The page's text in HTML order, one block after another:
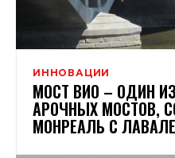
ИННОВАЦИИ
МОСТ ВИО – ОДИН
АРОЧНЫХ МОСТОВ,
МОНРЕАЛЬ С